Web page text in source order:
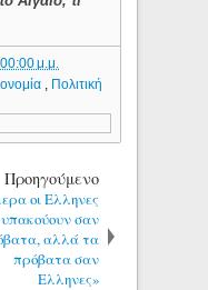
μ.μ.
Πολιτική
Προηγούμενο
οι Ελληνες
σαν
αλλά τα
πρόβατα σαν
Ελληνες»